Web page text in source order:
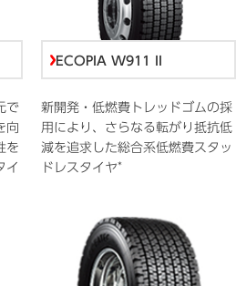
で
向
を
イ
ECOPIA W911 II
新開発・低燃費トレッドゴムの採
用により、さらなる転がり抵抗低
減を追求した総合系低燃費スタッ
ドレスタイヤ*